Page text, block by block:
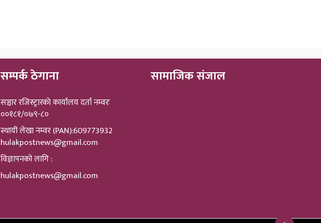
सम्पर्क ठेगाना
सञ्चार रजिस्ट्रारकाे कार्यालय दर्ता नम्वरः
००१८१/०७९-८०
स्थायी लेखा नम्वर (PAN):609773932
hulakpostnews@gmail.com
विज्ञापनको लागि :
hulakpostnews@gmail.com
सामाजिक संजाल